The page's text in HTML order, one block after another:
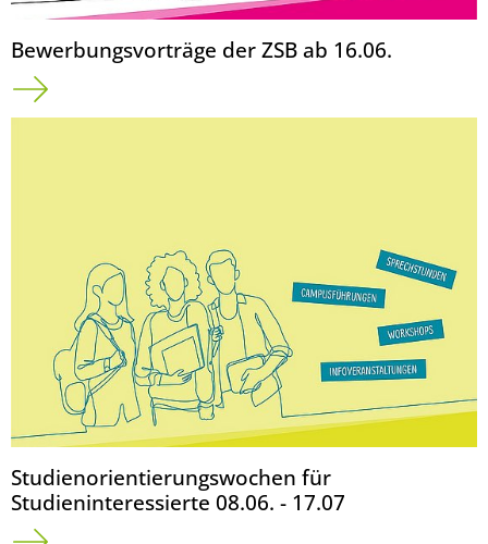
Bewerbungsvorträge der ZSB ab 16.06.
Studienorientierungswochen für
Studieninteressierte 08.06. - 17.07